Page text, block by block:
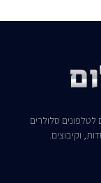
סלולרים
וקיבוצים.​